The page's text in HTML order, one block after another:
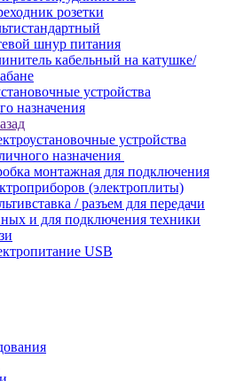
розетки
шнур питания
кабельный на катушке/
устройства
назначения
устройства
назначения
монтажная для подключения
(электроплиты)
/ разъем для передачи
и для подключения техники
USB